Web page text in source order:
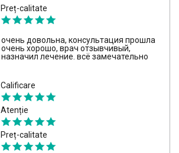
Preț-calitate
очень довольна, консультация прошла
очень хорошо, врач отзывчивый,
назначил лечение. всё замечательно
Calificare
Atenție
Preț-calitate